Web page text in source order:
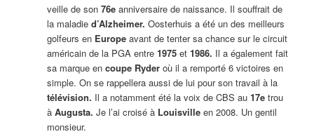
veille de son 76eanniversaire de naissance. Il souffrait de
la maladie d’Alzheimer. Oosterhuis a été un des meilleurs
golfeurs en Europeavant de tenter sa chance sur le circuit
américain de la PGA entre 1975et 1986. Il a également fait
sa marque en coupe Ryderoù il a remporté 6 victoires en
simple. On se rappellera aussi de lui pour son travail à la
télévision. Il a notamment été la voix de CBS au 17etrou
à Augusta. Je l’ai croisé à Louisvilleen 2008. Un gentil
monsieur.